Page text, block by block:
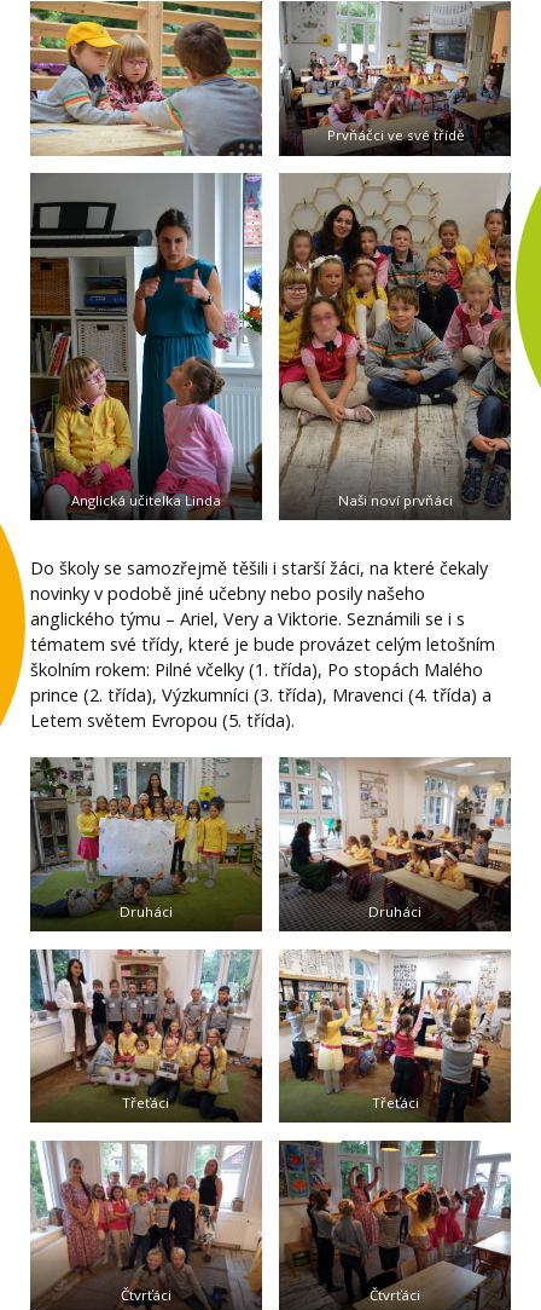
Prvňáčci ve své třídě
Anglická učitelka Linda Naši noví prvňáci
Do školy se samozřejmě těšili i starší žáci, na které čekaly
novinky v podobě jiné učebny nebo posily našeho
anglického týmu – Ariel, Very a Viktorie. Seznámili se i s
tématem své třídy, které je bude provázet celým letošním
školním rokem: Pilné včelky (1. třída), Po stopách Malého
prince (2. třída), Výzkumníci (3. třída), Mravenci (4. třída) a
Letem světem Evropou (5. třída).
Druháci Druháci
Třeťáci Třeťáci
Čtvrťáci Čtvrťáci